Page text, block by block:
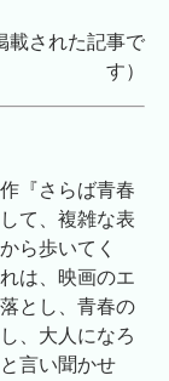
載された記事で
す）
『さらば青春
て、複雑な表
ら歩いてく
は、映画のエ
とし、青春の
、大人になろ
言い聞かせ